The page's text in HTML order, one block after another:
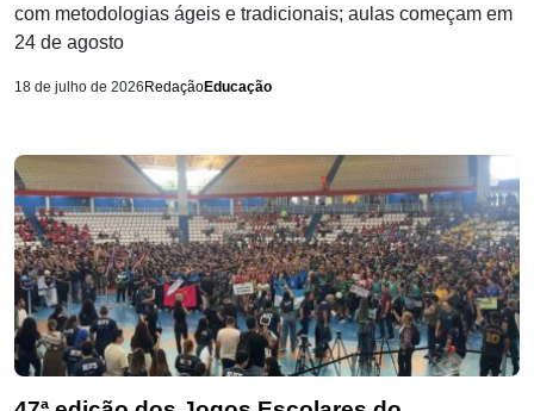
com metodologias ágeis e tradicionais; aulas começam em
24 de agosto
18 de julho de 2026 RedaçãoEducação